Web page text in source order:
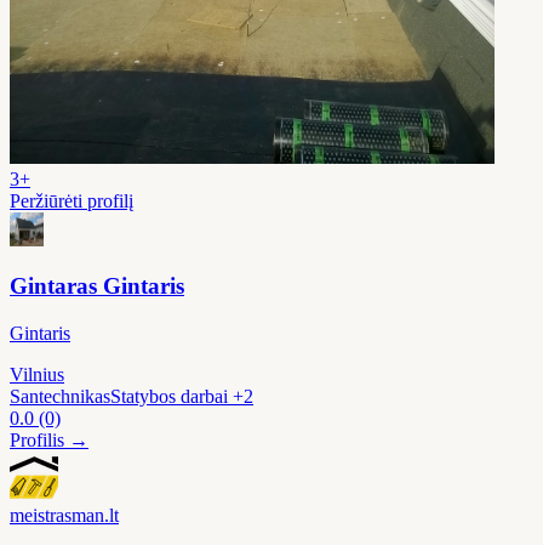
3+
Peržiūrėti profilį
Gintaras Gintaris
Gintaris
Vilnius
SantechnikasStatybos darbai +2
0.0 (0)
Profilis →
meistrasman.lt